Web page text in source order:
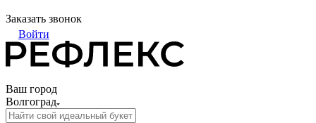
Заказать звонок
Войти
Ваш город
Волгоград